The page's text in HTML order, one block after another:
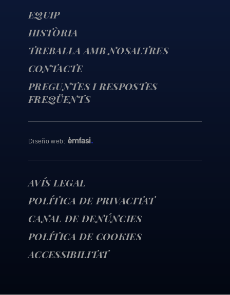
EQUIP
HISTÒRIA
TREBALLA AMB NOSALTRES
CONTACTE
PREGUNTES I RESPOSTES
FREQÜENTS
AVÍS LEGAL
POLÍTICA DE PRIVACITAT
CANAL DE DENÚNCIES
POLÍTICA DE COOKIES
ACCESSIBILITAT
Diseño web :